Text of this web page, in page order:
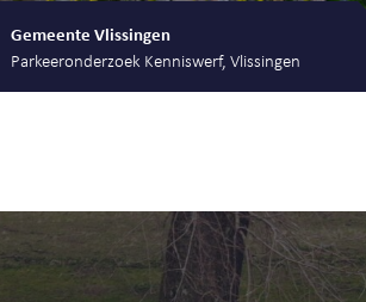
Gemeente Vlissingen
Parkeeronderzoek Kenniswerf, Vlissingen